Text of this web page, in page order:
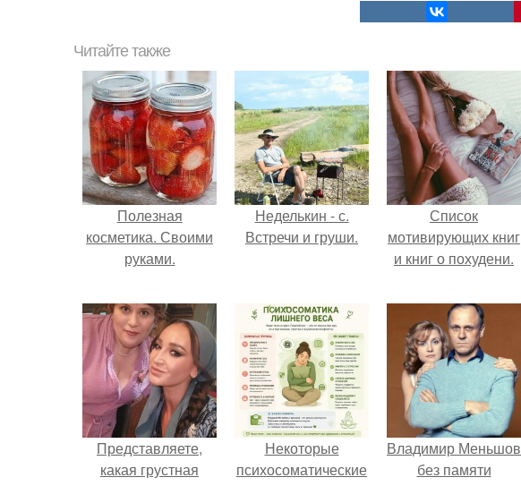
Читайте также
Полезная
косметика. Своими
руками.
Неделькин - с.
Встречи и груши.
Список
мотивирующих книг
и книг о похудени.
Представляете,
какая грустная
Некоторые
психосоматические
Владимир Меньшов
без памяти